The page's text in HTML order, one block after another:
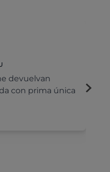
devuelvan
con prima única